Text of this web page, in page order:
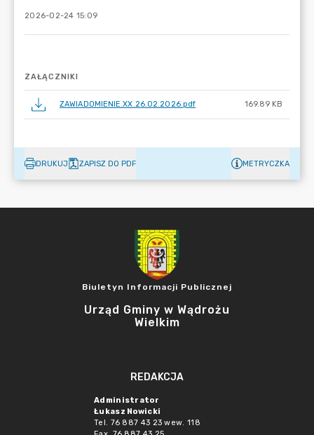
2026-02-24 15:09
ZAŁĄCZNIKI
ZAWIADOMIENIE.XX.26.02.2026.pdf 169.89 KB
DRUKUJ ZAPISZ DO PDF METRYCZKA
Biuletyn Informacji Publicznej
Urząd Gminy w Wądrożu
Wielkim
REDAKCJA
Administrator
Łukasz Nowicki
Tel. 76 887 43 23 wew. 118